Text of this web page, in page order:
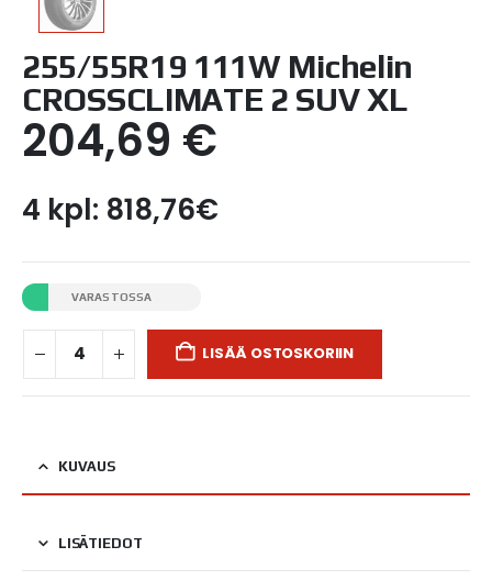
255/55R19 111W Michelin
CROSSCLIMATE 2 SUV XL
204,69 €
4 kpl: 818,76€
VARASTOSSA
LISÄÄ OSTOSKORIIN
KUVAUS
LISÄTIEDOT